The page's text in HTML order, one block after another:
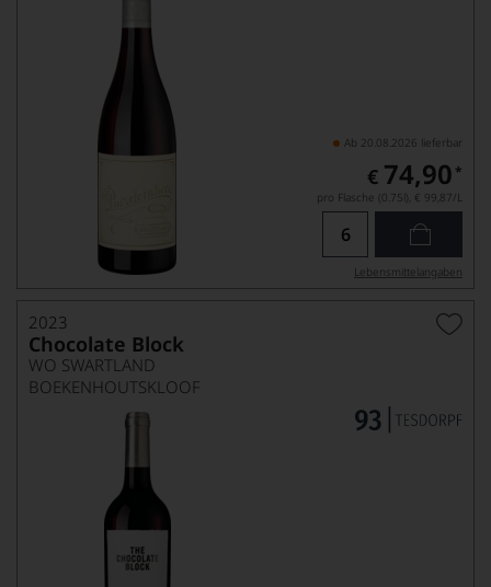
Ab 20.08.2026 lieferbar
€ 74,90 *
pro Flasche (0.75l), € 99,87/L
Lebensmittel­angaben
2023
Chocolate Block
WO SWARTLAND
BOEKENHOUTSKLOOF